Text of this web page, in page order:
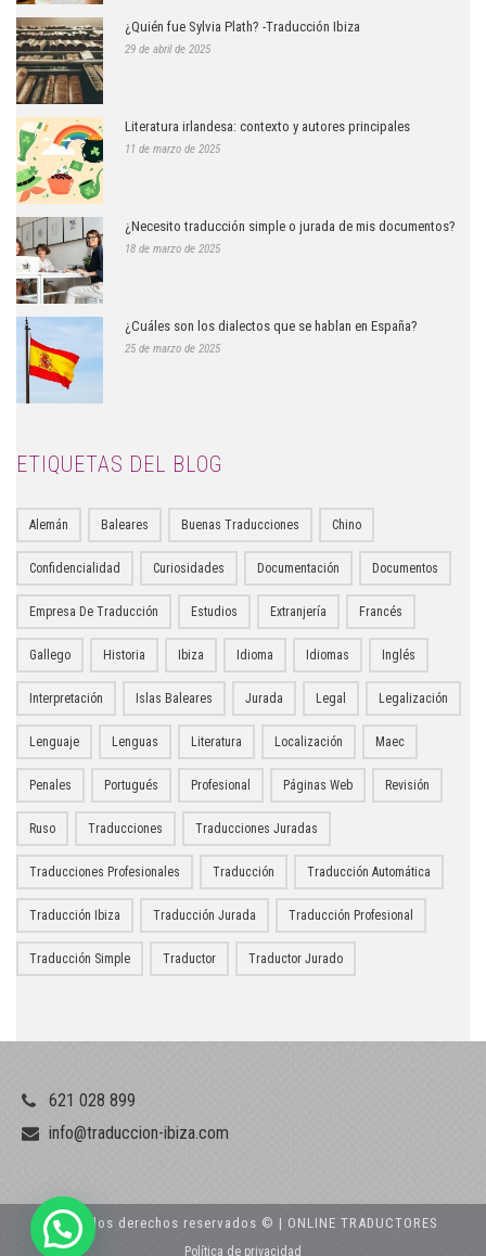
¿Quién fue Sylvia Plath? -Traducción Ibiza
29 de abril de 2025
Literatura irlandesa: contexto y autores principales
11 de marzo de 2025
¿Necesito traducción simple o jurada de mis documentos?
18 de marzo de 2025
¿Cuáles son los dialectos que se hablan en España?
25 de marzo de 2025
ETIQUETAS DEL BLOG
Alemán Baleares Buenas Traducciones Chino
Confidencialidad Curiosidades Documentación Documentos
Empresa De Traducción Estudios Extranjería Francés
Gallego Historia Ibiza Idioma Idiomas Inglés
Interpretación Islas Baleares Jurada Legal Legalización
Lenguaje Lenguas Literatura Localización Maec
Penales Portugués Profesional Páginas Web Revisión
Ruso Traducciones Traducciones Juradas
Traducciones Profesionales Traducción Traducción Automática
Traducción Ibiza Traducción Jurada Traducción Profesional
Traducción Simple Traductor Traductor Jurado
621 028 899
info@traduccion-ibiza.com
Todos los derechos reservados © | ONLINE TRADUCTORES
Política de privacidad